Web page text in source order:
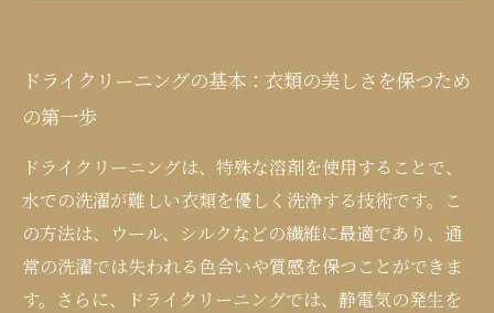
メンテナンス法
クリーニングの頻度：あなたのスタイルをサポ
ドライクリーニングの基本：衣類の美しさを保つため
の第一歩
ドライクリーニングは、特殊な溶剤を使用することで、
水での洗濯が難しい衣類を優しく洗浄する技術です。こ
の方法は、ウール、シルクなどの繊維に最適であり、通
常の洗濯では失われる色合いや質感を保つことができま
す。さらに、ドライクリーニングでは、静電気の発生を